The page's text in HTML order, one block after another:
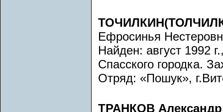
Ефросинья
Найден: август 1992
Спасского городка.
Отряд: «Пошук»,
ТРАНКОВ